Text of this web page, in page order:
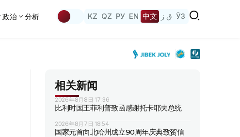
政治 分析 KZ QZ РУ EN 中文 ق ز ЎЗ
相关新闻
2026年8月8日 17:36
比利时国王菲利普致函感谢托卡耶夫总统
2026年8月7日 18:54
国家元首向北哈州成立90周年庆典致贺信